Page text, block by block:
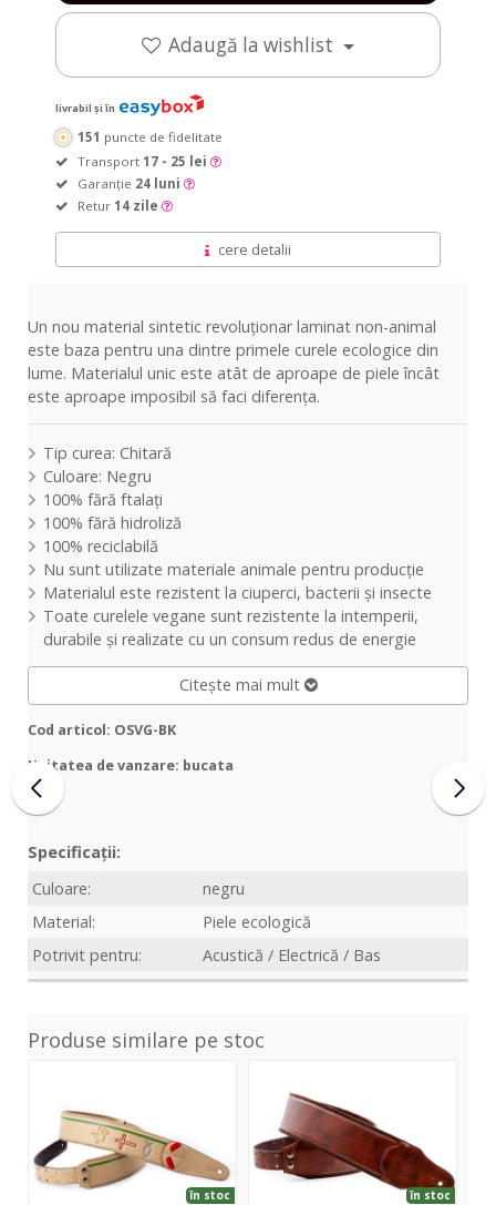
Adaugă la wishlist
livrabil și în
151 puncte de fidelitate
Transport 17 - 25 lei
Garanție 24 luni
Retur 14 zile
cere detalii
Un nou material sintetic revoluționar laminat non-animal
este baza pentru una dintre primele curele ecologice din
lume. Materialul unic este atât de aproape de piele încât
este aproape imposibil să faci diferența.
Tip curea: Chitară
Culoare: Negru
100% fără ftalați
100% fără hidroliză
100% reciclabilă
Nu sunt utilizate materiale animale pentru producție
Materialul este rezistent la ciuperci, bacterii și insecte
Toate curelele vegane sunt rezistente la intemperii,
durabile și realizate cu un consum redus de energie
Citește mai mult
Cod articol: OSVG-BK
Unitatea de vanzare: bucata
Specificații:
Culoare:
negru
Material:
Piele ecologică
Potrivit pentru:
Acustică / Electrică / Bas
Produse similare pe stoc
în stoc
Brown
în stoc